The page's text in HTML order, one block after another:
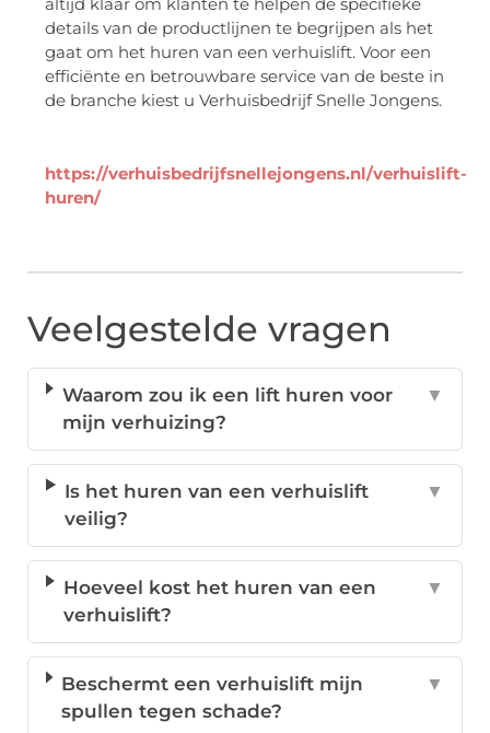
altijd klaar om klanten te helpen de specifieke
details van de productlijnen te begrijpen als het
gaat om het huren van een verhuislift. Voor een
efficiënte en betrouwbare service van de beste in
de branche kiest u Verhuisbedrijf Snelle Jongens.
https://verhuisbedrijfsnellejongens.nl/verhuislift-
huren/
Veelgestelde vragen
Waarom zou ik een lift huren voor
mijn verhuizing?
▼
Is het huren van een verhuislift
veilig?
▼
Hoeveel kost het huren van een
verhuislift?
▼
Beschermt een verhuislift mijn
spullen tegen schade?
▼